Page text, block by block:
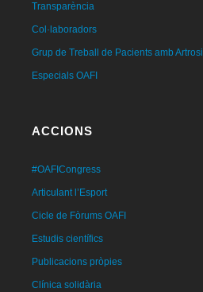
Transparència
Col·laboradors
Grup de Treball de Pacients amb Artrosi
Especials OAFI
ACCIONS
#OAFICongress
Articulant l’Esport
Cicle de Fòrums OAFI
Estudis científics
Publicacions pròpies
Clínica solidària